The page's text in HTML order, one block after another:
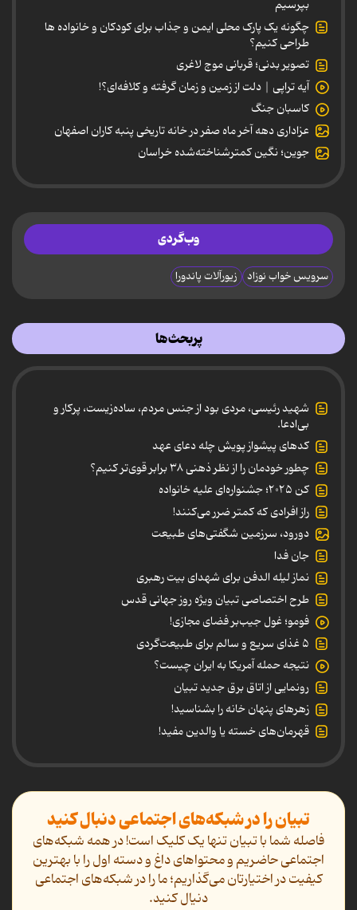
بپرسیم
چگونه یک پارک محلی ایمن و جذاب برای کودکان و خانواده ها
طراحی کنیم؟
تصویر بدنی؛ قربانی موج لاغری
آیه تراپی | دلت از زمین و زمان گرفته و کلافه‌ای؟!
کاسبان جنگ
عزاداری دهه آخر ماه صفر در خانه تاریخی پنبه کاران اصفهان
جوین؛ نگین کمترشناخته‌شده خراسان
وب‌گردی
سرویس خواب نوزاد زیورآلات پاندورا
پربحث‌ها
شهید رئیسی، مردی بود از جنس مردم، ساده‌زیست، پرکار و
بی‌ادعا.
کدهای پیشواز پویش چله دعای عهد
چطور خودمان را از نظر ذهنی ۳۸ برابر قوی‌تر کنیم؟
کن ۲۰۲۵؛ جشنواره‌ای علیه خانواده
راز افرادی که کمتر ضرر می‌کنند!
دورود، سرزمین شگفتی‌های طبیعت
جان فدا
نماز لیله الدفن برای شهدای بیت رهبری
طرح اختصاصی تبیان ویژه روز جهانی قدس
فومو؛ غول جیب‌بر فضای مجازی!
۵ غذای سریع و سالم برای طبیعت‌گردی
نتیجه حمله آمریکا به ایران چیست؟
رونمایی از اتاق برق جدید تبیان
زهرهای پنهان خانه را بشناسید!
قهرمان‌های خسته یا والدین مفید!
تبیان را در شبکه‌های اجتماعی دنبال کنید
فاصله شما با تبیان تنها یک کلیک است! در همه شبکه‌های
اجتماعی حاضریم و محتواهای داغ و دسته اول را با بهترین
کیفیت در اختیارتان می‌گذاریم؛ ما را در شبکه‌های اجتماعی
دنیال کنید.